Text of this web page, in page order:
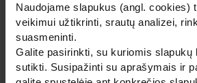
Naudojame slapukus (angl. cookies)
veikimui užtikrinti, srautų analizei,
suasmeninti.
Galite pasirinkti, su kuriomis slapukų
sutikti. Susipažinti su aprašymais ir